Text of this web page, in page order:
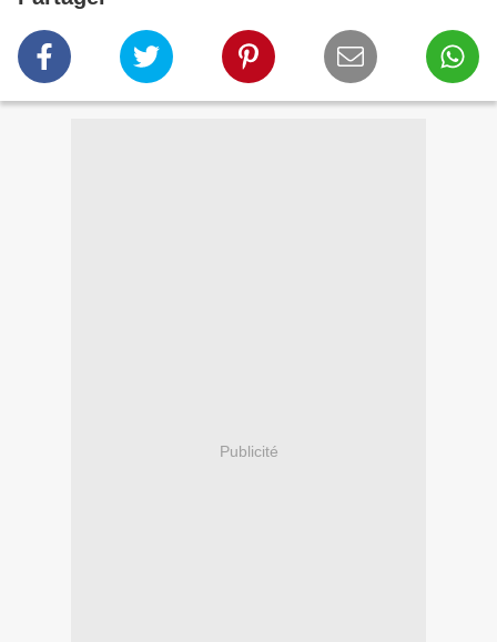
Publicité